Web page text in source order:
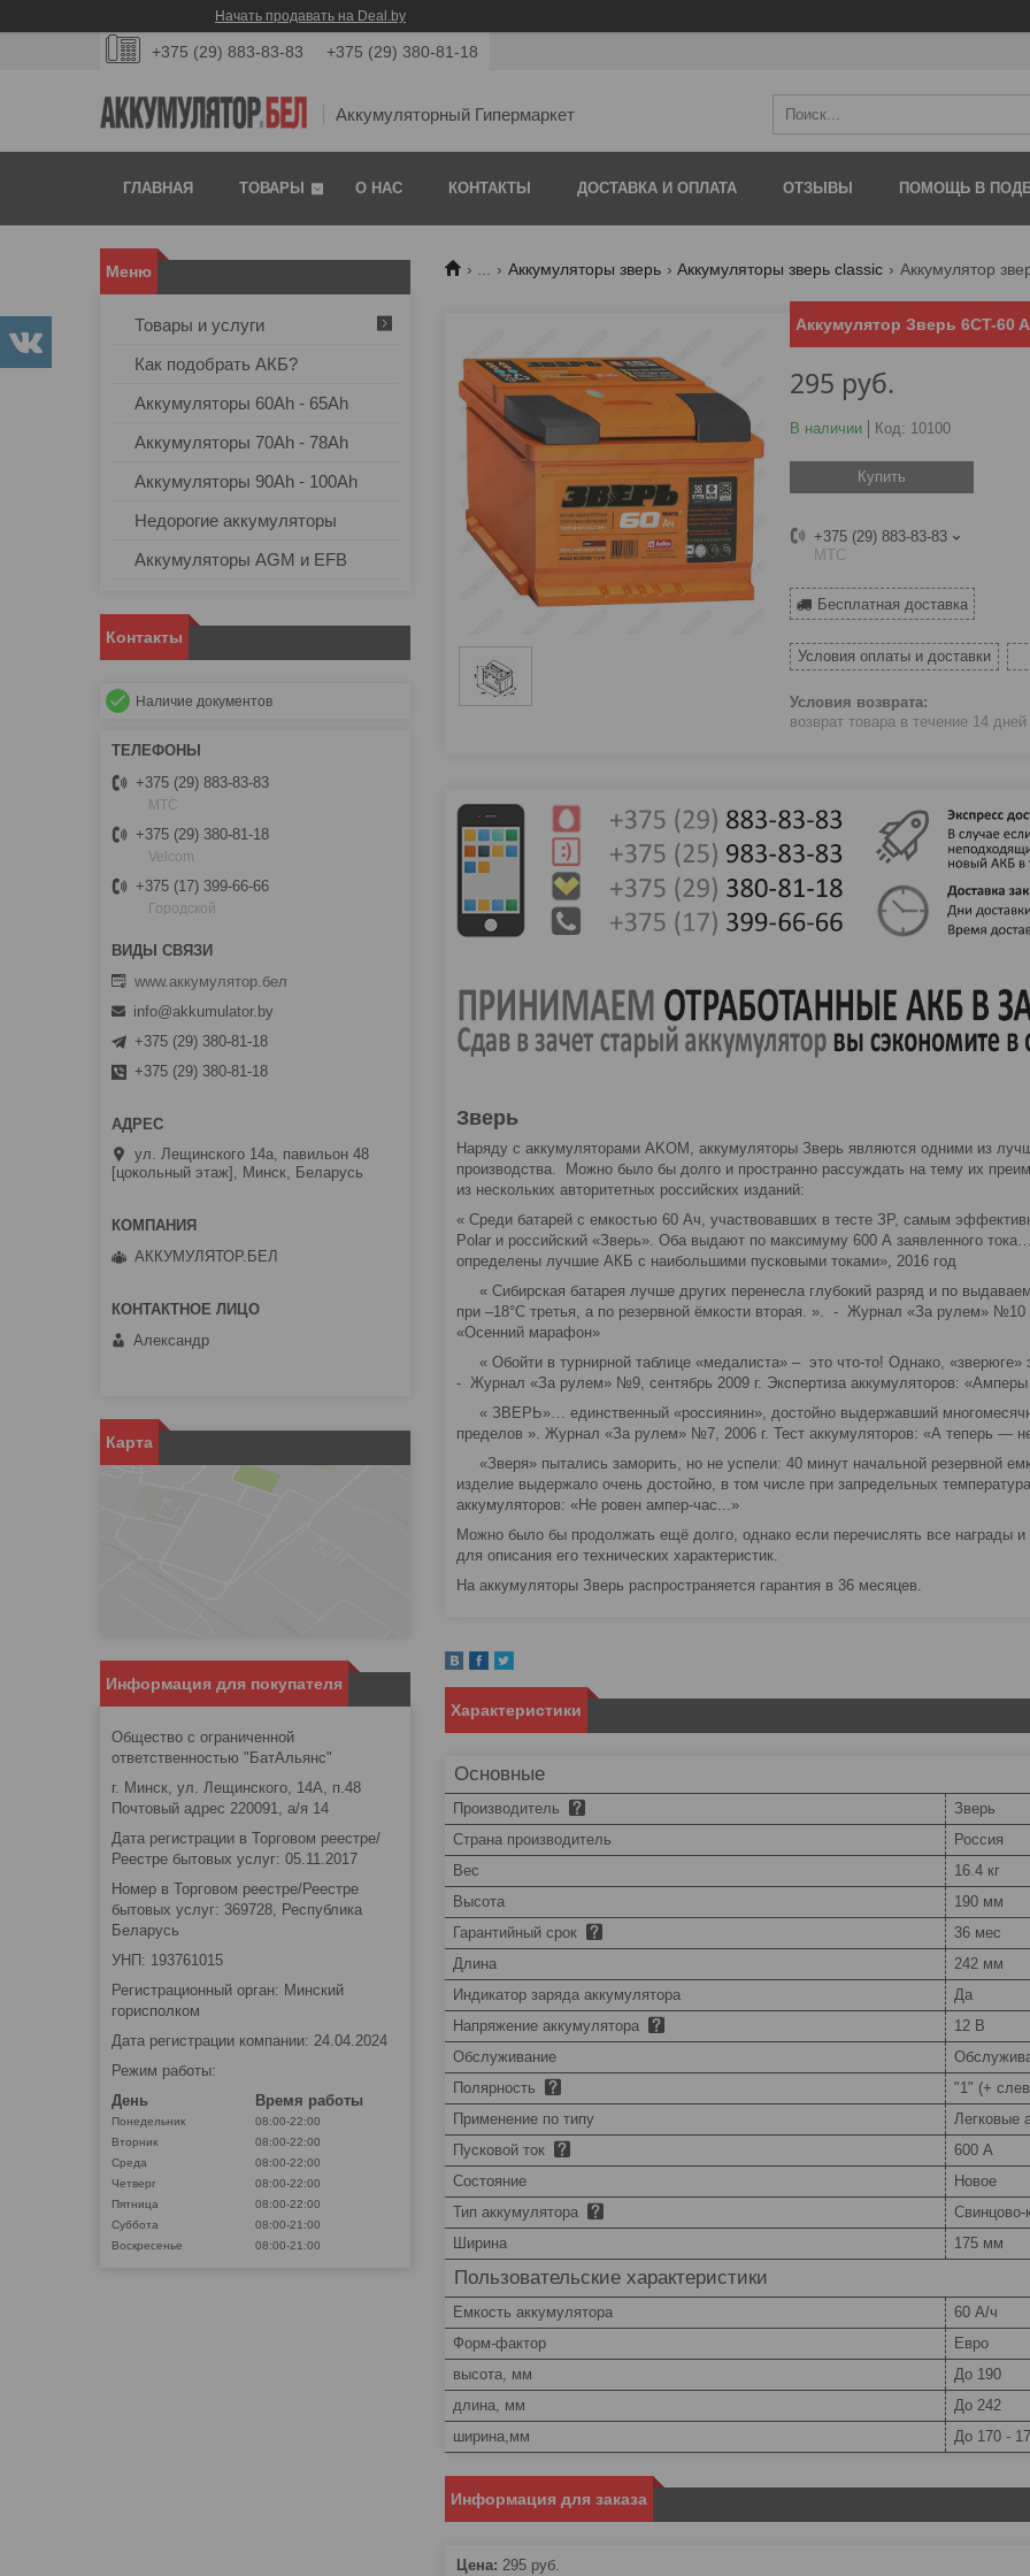
Начать продавать на Deal.by
+375 (29) 883-83-83 +375 (29) 380-81-18
Аккумуляторный Гипермаркет
ГЛАВНАЯ ТОВАРЫ О НАС КОНТАКТЫ ДОСТАВКА И ОПЛАТА ОТЗЫВЫ ПОМОЩЬ В
... Аккумуляторы зверь Аккумуляторы зверь classic Аккумулятор
Аккумулятор Зверь 6CT-60
295 руб.
В наличии Код: 10100
Купить
+375 (29) 883-83-83
МТС
Бесплатная доставка
Условия оплаты и доставки
возврат товара в течение 14 дней
Зверь
Наряду с аккумуляторами AKOM, аккумуляторы Зверь являются одними из
производства. Можно было бы долго и пространно рассуждать на тему их
из нескольких авторитетных российских изданий:
« Cреди батарей с емкостью 60 Ач, участвовавших в тесте ЗР, самым
Polar и российский «Зверь». Оба выдают по максимуму 600 А заявленного
определены лучшие АКБ с наибольшими пусковыми токами», 2016 год
« Сибирская батарея лучше других перенесла глубокий разряд и по
при –18°С третья, а по резервной ёмкости вторая. ». - Журнал «За рулем» №10
«Осенний марафон»
« Обойти в турнирной таблице «медалиста» – это что-то! Однако, «зверюге»
- Журнал «За рулем» №9, сентябрь 2009 г. Экспертиза аккумуляторов:
« ЗВЕРЬ»… единственный «россиянин», достойно выдержавший
пределов ». Журнал «За рулем» №7, 2006 г. Тест аккумуляторов: «А теперь —
«Зверя» пытались заморить, но не успели: 40 минут начальной резервной
изделие выдержало очень достойно, в том числе при запредельных
аккумуляторов: «Не ровен ампер-час...»
Можно было бы продолжать ещё долго, однако если перечислять все награды и
для описания его технических характеристик.
На аккумуляторы Зверь распространяется гарантия в 36 месяцев.
Характеристики
Основные
Производитель
Зверь
Страна производитель
Россия
Вес
16.4 кг
Высота
190 мм
Гарантийный срок
36 мес
Длина
242 мм
Индикатор заряда аккумулятора
Да
Напряжение аккумулятора
12 В
Обслуживание
Полярность
"1" (+
Применение по типу
Легковые
Пусковой ток
600 А
Состояние
Новое
Тип аккумулятора
Свинцово-
Ширина
175 мм
Пользовательские характеристики
Емкость аккумулятора
60 А/ч
Форм-фактор
Евро
высота, мм
До 190
длина, мм
До 242
ширина,мм
До 170 -
Информация для заказа
Цена: 295 руб.
Товары и услуги
Как подобрать АКБ?
Аккумуляторы 60Ah - 65Ah
Аккумуляторы 70Ah - 78Ah
Аккумуляторы 90Ah - 100Ah
Недорогие аккумуляторы
Аккумуляторы AGM и EFB
Контакты
Наличие документов
+375 (29) 883-83-83
МТС
+375 (29) 380-81-18
Velcom
+375 (17) 399-66-66
Городской
www.аккумулятор.бел
info@akkumulator.by
+375 (29) 380-81-18
+375 (29) 380-81-18
ул. Лещинского 14а, павильон 48
[цокольный этаж], Минск, Беларусь
АККУМУЛЯТОР.БЕЛ
Александр
Карта
Информация для покупателя
Общество с ограниченной
ответственностью "БатАльянс"
г. Минск, ул. Лещинского, 14А, п.48
Почтовый адрес 220091, а/я 14
Дата регистрации в Торговом реестре/
Реестре бытовых услуг: 05.11.2017
Номер в Торговом реестре/Реестре
бытовых услуг: 369728, Республика
Беларусь
УНП: 193761015
Регистрационный орган: Минский
горисполком
Дата регистрации компании: 24.04.2024
Режим работы:
День
Время работы
Понедельник
08:00-22:00
Вторник
08:00-22:00
Среда
08:00-22:00
Четверг
08:00-22:00
Пятница
08:00-22:00
Суббота
08:00-21:00
Воскресенье
08:00-21:00